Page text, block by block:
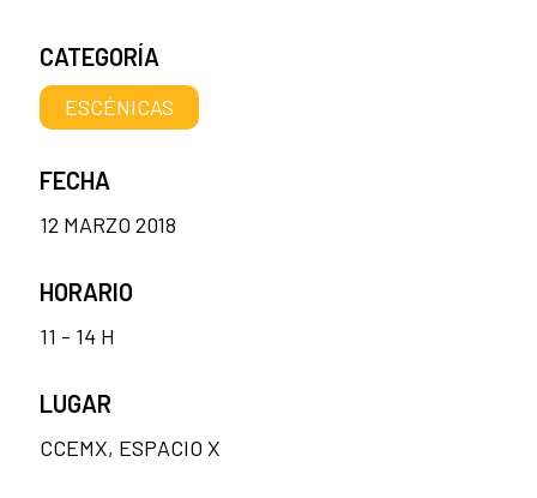
CATEGORÍA
ESCÉNICAS
FECHA
12 MARZO 2018
HORARIO
11 - 14 H
LUGAR
CCEMX, ESPACIO X